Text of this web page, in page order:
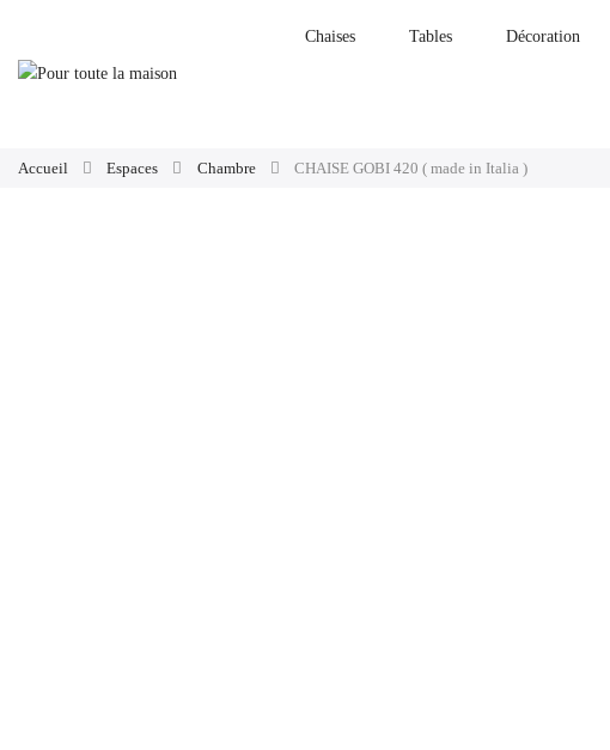
Chaises Tables Décoration
Accueil Espaces Chambre CHAISE GOBI 420 ( made in Italia )